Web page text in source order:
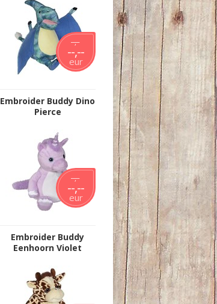
--,--
--,--
eur
Embroider Buddy Dino
Pierce
--,--
--,--
eur
Embroider Buddy
Eenhoorn Violet